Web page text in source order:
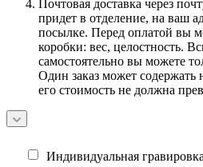
Почтовая доставка через
придет в отделение, на ваш
посылке. Перед оплатой вы
коробки: вес, целостность.
самостоятельно вы можете
Один заказ может содержать
его стоимость не должна
Индивидуальная